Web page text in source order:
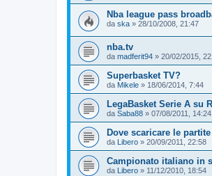
Nba league pass
da ska » 28/10/2008, 21:47
nba.tv
da madferit94 » 20/02/2015,
Superbasket TV?
da Mikele » 18/06/2014, 7:44
LegaBasket Serie A su
da Saba88 » 07/08/2011, 14:24
Dove scaricare le
da Libero » 20/09/2011, 22:58
Campionato italiano in
da Libero » 11/12/2010, 18:54